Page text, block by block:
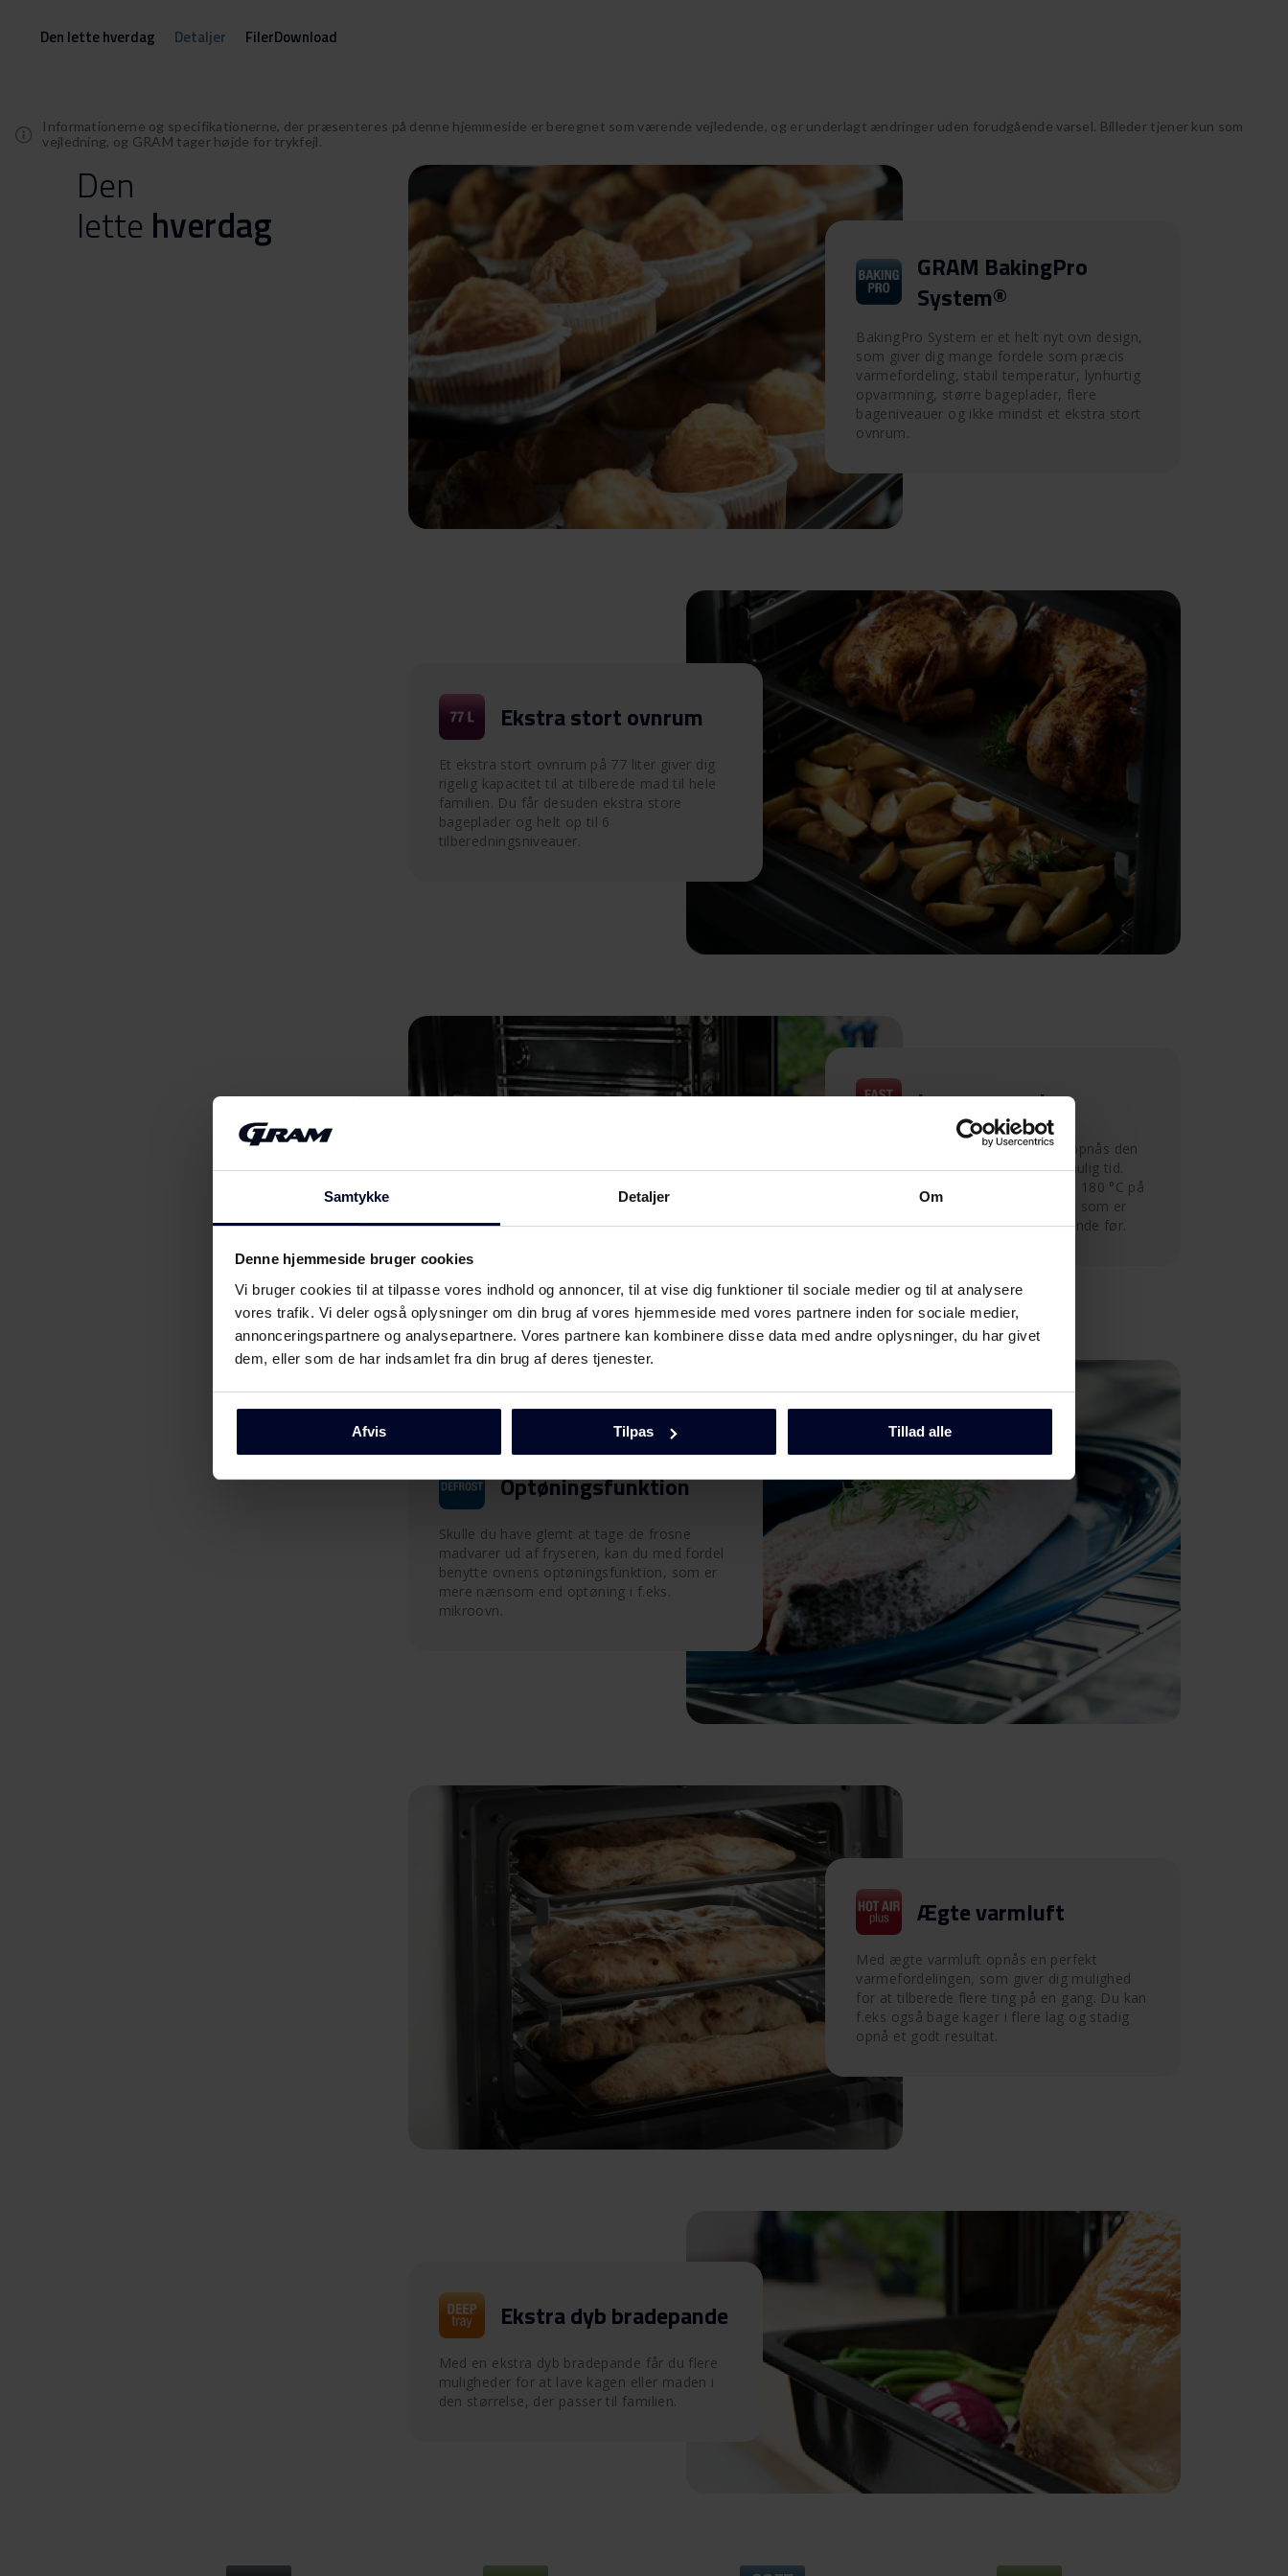
Samtykke Detaljer Om
Denne hjemmeside bruger cookies
Vi bruger cookies til at tilpasse vores indhold og annoncer, til at vise dig funktioner til sociale medier og til at analysere
vores trafik. Vi deler også oplysninger om din brug af vores hjemmeside med vores partnere inden for sociale medier,
annonceringspartnere og analysepartnere. Vores partnere kan kombinere disse data med andre oplysninger, du har givet
dem, eller som de har indsamlet fra din brug af deres tjenester.
Afvis Tilpas Tillad alle
Den lette hverdag Detaljer FilerDownload
Informationerne og specifikationerne, der præsenteres på denne hjemmeside er beregnet som værende vejledende, og er underlagt ændringer uden forudgående varsel. Billeder tjener kun som
vejledning, og GRAM tager højde for trykfejl.
Den
lette hverdag
GRAM BakingPro
System®
BakingPro System er et helt nyt ovn design,
som giver dig mange fordele som præcis
varmefordeling, stabil temperatur, lynhurtig
opvarmning, større bageplader, flere
bageniveauer og ikke mindst et ekstra stort
ovnrum.
Ekstra stort ovnrum
Et ekstra stort ovnrum på 77 liter giver dig
rigelig kapacitet til at tilberede mad til hele
familien. Du får desuden ekstra store
bageplader og helt op til 6
tilberedningsniveauer.
Lynopvarmning
Med et lynopvarmningsprogram opnås den
ønskede temperatur på kortest mulig tid.
Ovntemperaturen når f.eks. op på 180 °C på
bare 4 minutter. Så du får en ovn, som er
klar til brug hurtigere end nogensinde før.
Optøningsfunktion
Skulle du have glemt at tage de frosne
madvarer ud af fryseren, kan du med fordel
benytte ovnens optøningsfunktion, som er
mere nænsom end optøning i f.eks.
mikroovn.
Ægte varmluft
Med ægte varmluft opnås en perfekt
varmefordelingen, som giver dig mulighed
for at tilberede flere ting på en gang. Du kan
f.eks også bage kager i flere lag og stadig
opnå et godt resultat.
Ekstra dyb bradepande
Med en ekstra dyb bradepande får du flere
muligheder for at lave kagen eller maden i
den størrelse, der passer til familien.